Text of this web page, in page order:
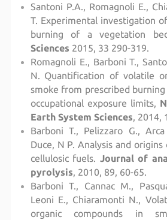
Santoni P.A., Romagnoli E.,
T. Experimental investigation
burning of a vegetation
Sciences 2015, 33 290-319.
Romagnoli E., Barboni T.,
N. Quantification of volatile
smoke from prescribed
occupational exposure limits,
Earth System Sciences, 2014,
Barboni T., Pelizzaro G.,
Duce, N P. Analysis and
cellulosic fuels. Journal of
pyrolysis, 2010, 89, 60-65.
Barboni T., Cannac M.,
Leoni E., Chiaramonti N.,
organic compounds in